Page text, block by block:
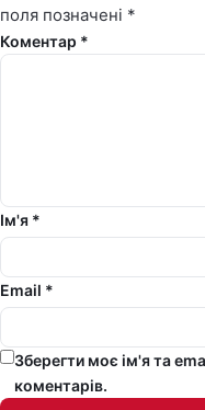
поля позначені *
Коментар *
Ім'я *
Email *
Зберегти моє ім'я та
коментарів.